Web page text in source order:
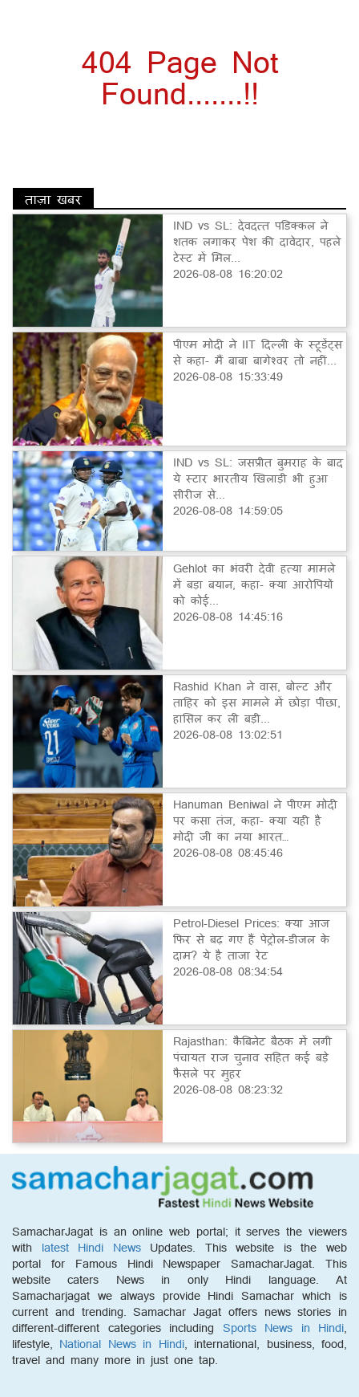
404 Page Not
Found.......!!
ताज़ा खबर
IND vs SL: देवदत्त पडिक्कल ने
शतक लगाकर पेश की दावेदार, पहले
टेस्ट में मिल...
2026-08-08 16:20:02
पीएम मोदी ने IIT दिल्ली के स्टूडेंट्स
से कहा- मैं बाबा बागेश्वर तो नहीं...
2026-08-08 15:33:49
IND vs SL: जसप्रीत बुमराह के बाद
ये स्टार भारतीय खिलाड़ी भी हुआ
सीरीज से...
2026-08-08 14:59:05
Gehlot का भंवरी देवी हत्या मामले
में बड़ा बयान, कहा- क्या आरोपियों
को कोई...
2026-08-08 14:45:16
Rashid Khan ने वास, बोल्ट और
ताहिर को इस मामले में छोड़ा पीछा,
हासिल कर ली बड़ी...
2026-08-08 13:02:51
Hanuman Beniwal ने पीएम मोदी
पर कसा तंज, कहा- क्या यही है
मोदी जी का नया भारत…
2026-08-08 08:45:46
Petrol-Diesel Prices: क्या आज
फिर से बढ़ गए हैं पेट्रोल-डीजल के
दाम? ये है ताजा रेट
2026-08-08 08:34:54
Rajasthan: कैबिनेट बैठक में लगी
पंचायत राज चुनाव सहित कई बड़े
फैसले पर मुहर
2026-08-08 08:23:32
SamacharJagat is an online web portal; it serves the viewers
with latest Hindi NewsUpdates. This website is the web
portal for Famous Hindi Newspaper SamacharJagat. This
website caters News in only Hindi language. At
Samacharjagat we always provide Hindi Samachar which is
current and trending. Samachar Jagat offers news stories in
different-different categories including Sports News in Hindi,
lifestyle, National News in Hindi, international, business, food,
travel and many more in just one tap.